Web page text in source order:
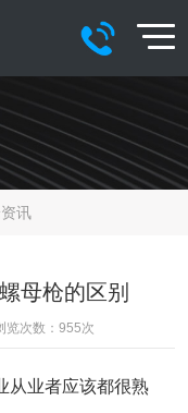
讯
母枪的区别
览次数：955次
从业者应该都很熟